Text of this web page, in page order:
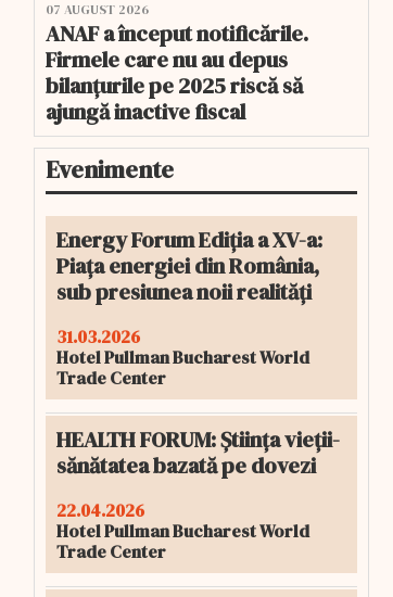
07 AUGUST 2026
ANAF a început notificările.
Firmele care nu au depus
bilanțurile pe 2025 riscă să
ajungă inactive fiscal
Evenimente
Energy Forum Ediția a XV-a:
Piața energiei din România,
sub presiunea noii realități
31.03.2026
Hotel Pullman Bucharest World
Trade Center
HEALTH FORUM: Știința vieții-
sănătatea bazată pe dovezi
22.04.2026
Hotel Pullman Bucharest World
Trade Center